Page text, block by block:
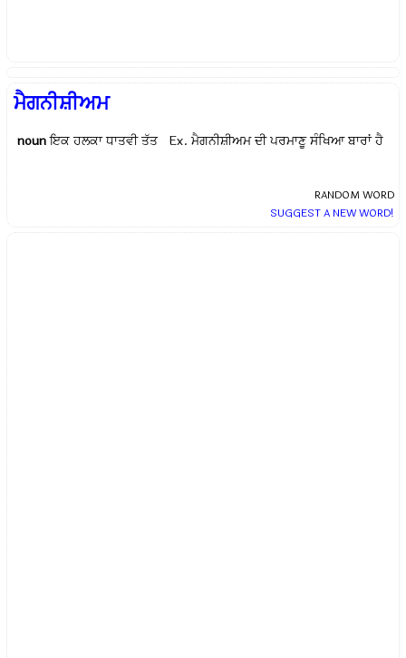
ਮੈਗਨੀਸ਼ੀਅਮ
noun ਇਕ ਹਲਕਾ ਧਾਤਵੀ ਤੱਤ Ex.ਮੈਗਨੀਸ਼ੀਅਮ ਦੀ ਪਰਮਾਣੂ ਸੰਖਿਆ ਬਾਰਾਂ ਹੈ
RANDOM WORD
SUGGEST A NEW WORD!